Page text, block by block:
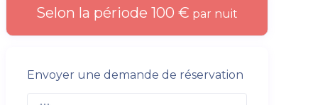
Selon la période 100 € par nuit
Envoyer une demande de réservation